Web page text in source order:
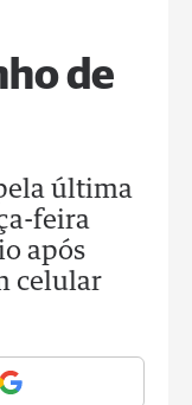
de
última
feira
após
celular